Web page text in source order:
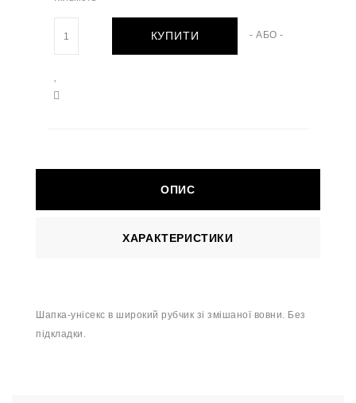
КУПИТИ - АБО -
ОПИС
ХАРАКТЕРИСТИКИ
Шапка-унісекс в широкий рубчик зі змішаної вовни. Без
підкладки.